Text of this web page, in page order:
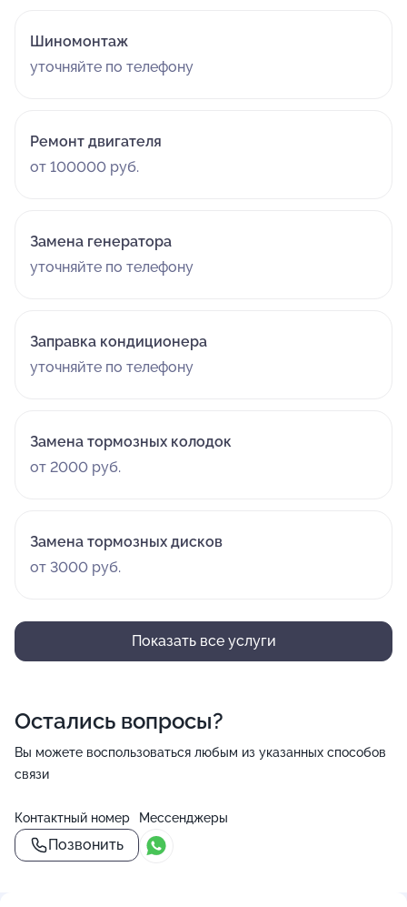
Шиномонтаж
уточняйте по телефону
Ремонт двигателя
от 100000 руб.
Замена генератора
уточняйте по телефону
Заправка кондиционера
уточняйте по телефону
Замена тормозных колодок
от 2000 руб.
Замена тормозных дисков
от 3000 руб.
Показать все услуги
Остались вопросы?
Вы можете воспользоваться любым из указанных способов
связи
Контактный номер
Позвонить
Мессенджеры